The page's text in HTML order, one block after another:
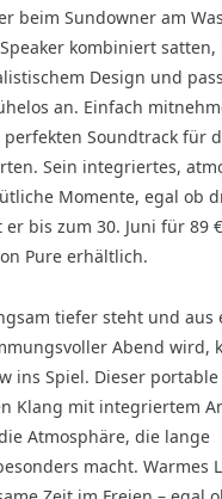
beim Sundowner am
kombiniert satten,
Design und
an. Einfach
Soundtrack für
Sein integriertes,
Momente, egal ob
bis zum 30. Juni für 89
Pure erhältlich.
tiefer steht und aus
Abend wird,
ins Spiel. Dieser portable
Klang mit integriertem
Atmosphäre, die lange
macht. Warmes